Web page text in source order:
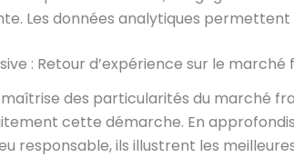
Les données analytiques
: Retour d’expérience sur le marché
des particularités du marché
cette démarche. En
responsable, ils illustrent les